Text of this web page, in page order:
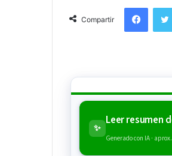
email
Compartir
✨
Leer resumen
Generado con IA ·